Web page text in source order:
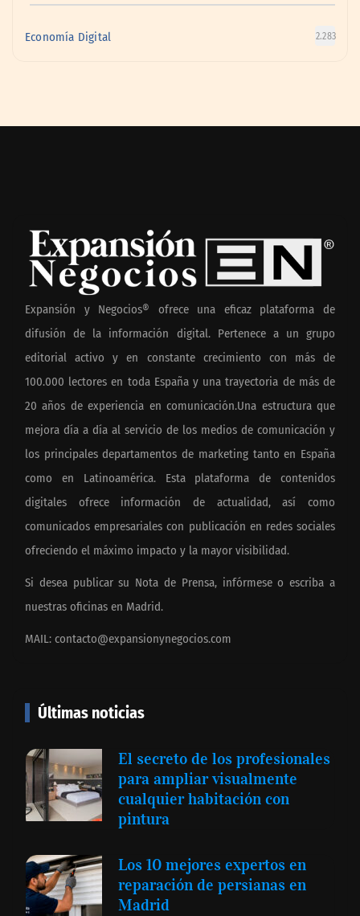
Economía Digital 2.283
Expansión y Negocios® ofrece una eficaz plataforma de
difusión de la información digital. Pertenece a un grupo
editorial activo y en constante crecimiento con más de
100.000 lectores en toda España y una trayectoria de más de
20 años de experiencia en comunicación.Una estructura que
mejora día a día al servicio de los medios de comunicación y
los principales departamentos de marketing tanto en España
como en Latinoamérica. Esta plataforma de contenidos
digitales ofrece información de actualidad, así como
comunicados empresariales con publicación en redes sociales
ofreciendo el máximo impacto y la mayor visibilidad.
Si desea publicar su Nota de Prensa, infórmese o escriba a
nuestras oficinas en Madrid.
MAIL: contacto@expansionynegocios.com
Últimas noticias
El secreto de los profesionales
para ampliar visualmente
cualquier habitación con
pintura
Los 10 mejores expertos en
reparación de persianas en
Madrid